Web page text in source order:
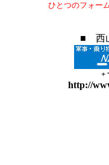
ひとつのフォー
■ 西
+
http://